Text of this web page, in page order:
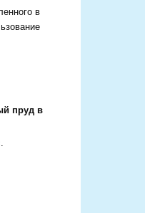
в
пруд в